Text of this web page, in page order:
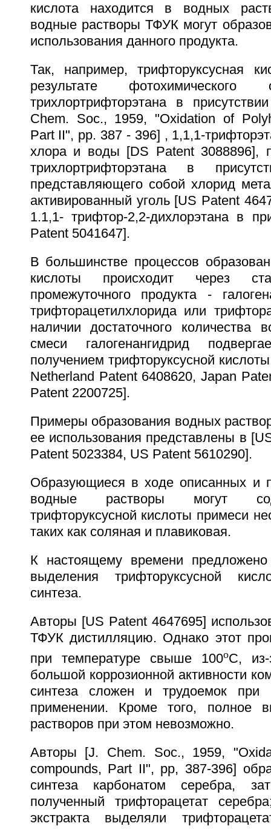
кислота находится в водных
водные растворы ТФУК могут
использования данного продукта.
Так, например, трифторуксусная
результате фотохимического
трихлортрифторэтана в
Chem. Soc., 1959, "Oxidation of
Part II", pp. 387 - 396] , 1,1,1-
хлора и воды [DS Patent 3088896],
трихлортрифторэтана в
представляющего собой хлорид
активированный уголь [US Patent
1.1,1- трифтор-2,2-дихлорэтана в
Patent 5041647].
В большинстве процессов
кислоты происходит через
промежуточного продукта -
трифторацетилхлорида или
наличии достаточного количества
смеси галогенангидрид
получением трифторуксусной
Netherland Patent 6408620, Japan
Patent 2200725].
Примеры образования водных
ее использования представлены в
Patent 5023384, US Patent 5610290].
Образующиеся в ходе описанных и
водные растворы могут
трифторуксусной кислоты примеси
таких как соляная и плавиковая.
К настоящему времени предложено
выделения трифторуксусной
синтеза.
Авторы [US Patent 4647695]
ТФУК дистилляцию. Однако этот
при температуре свыше 100oС, из-
большой коррозионной активности
синтеза сложен и трудоемок при
применении. Кроме того, полное
растворов при этом невозможно.
Авторы [J. Chem. Soc., 1959,
compounds, Part II", pp, 387-396]
синтеза карбонатом серебра,
полученный трифторацетат
экстракта выделяли